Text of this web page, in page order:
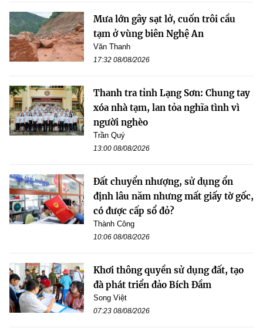
Mưa lớn gây sạt lở, cuốn trôi cầu
tạm ở vùng biên Nghệ An
Văn Thanh
17:32 08/08/2026
Thanh tra tỉnh Lạng Sơn: Chung tay
xóa nhà tạm, lan tỏa nghĩa tình vì
người nghèo
Trần Quý
13:00 08/08/2026
Đất chuyển nhượng, sử dụng ổn
định lâu năm nhưng mất giấy tờ gốc,
có được cấp sổ đỏ?
Thành Công
10:06 08/08/2026
Khơi thông quyền sử dụng đất, tạo
đà phát triển đảo Bích Đầm
Song Việt
07:23 08/08/2026